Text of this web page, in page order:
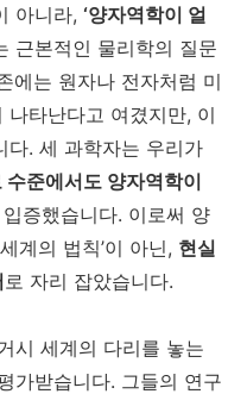
아니라, ‘양자역학이 얼
근본적인 물리학의 질문
에는 원자나 전자처럼 미
타난다고 여겼지만, 이
다. 세 과학자는 우리가
수준에서도 양자역학이
증했습니다. 이로써 양
계의 법칙’이 아닌, 현실
로 자리 잡았습니다.
시 세계의 다리를 놓는
가받습니다. 그들의 연구